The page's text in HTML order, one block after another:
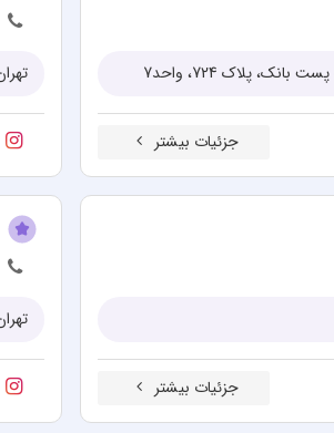
پلاک 724، واحد7
جزئیات بیشتر
جزئیات بیشتر